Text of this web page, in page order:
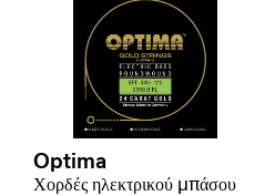
Optima
Χορδές ηλεκτρικού μπάσου